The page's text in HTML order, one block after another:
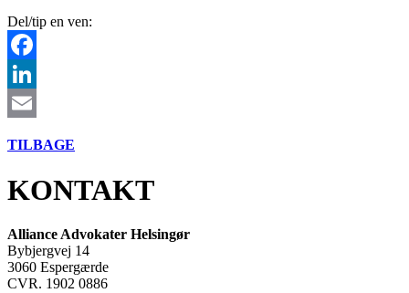
Del/tip en ven:
Facebook
LinkedIn
TILBAGE
KONTAKT
Alliance Advokater Helsingør
Bybjergvej 14
3060 Espergærde
CVR. 1902 0886